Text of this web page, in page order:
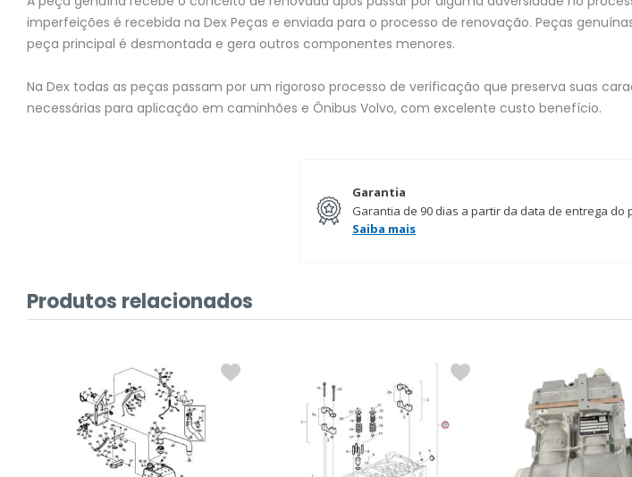
imperfeições é recebida na Dex Peças e enviada para o processo de renovação. Peças
peça principal é desmontada e gera outros componentes menores.
Na Dex todas as peças passam por um rigoroso processo de verificação que preserva suas
necessárias para aplicação em caminhões e Ônibus Volvo, com excelente custo benefício.
Garantia
Garantia de 90 dias a partir da data de entrega do
Saiba mais
Produtos relacionados